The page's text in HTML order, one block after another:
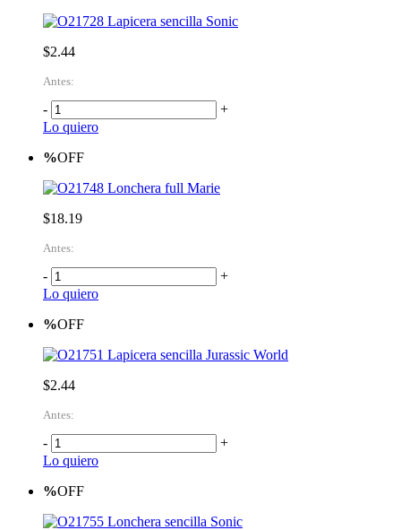
Lapicera sencilla Sonic
$2.44
Antes:
-
+
Lo quiero
%OFF
Lonchera full Marie
$18.19
Antes:
-
+
Lo quiero
%OFF
Lapicera sencilla Jurassic World
$2.44
Antes:
-
+
Lo quiero
%OFF
Lonchera sencilla Sonic